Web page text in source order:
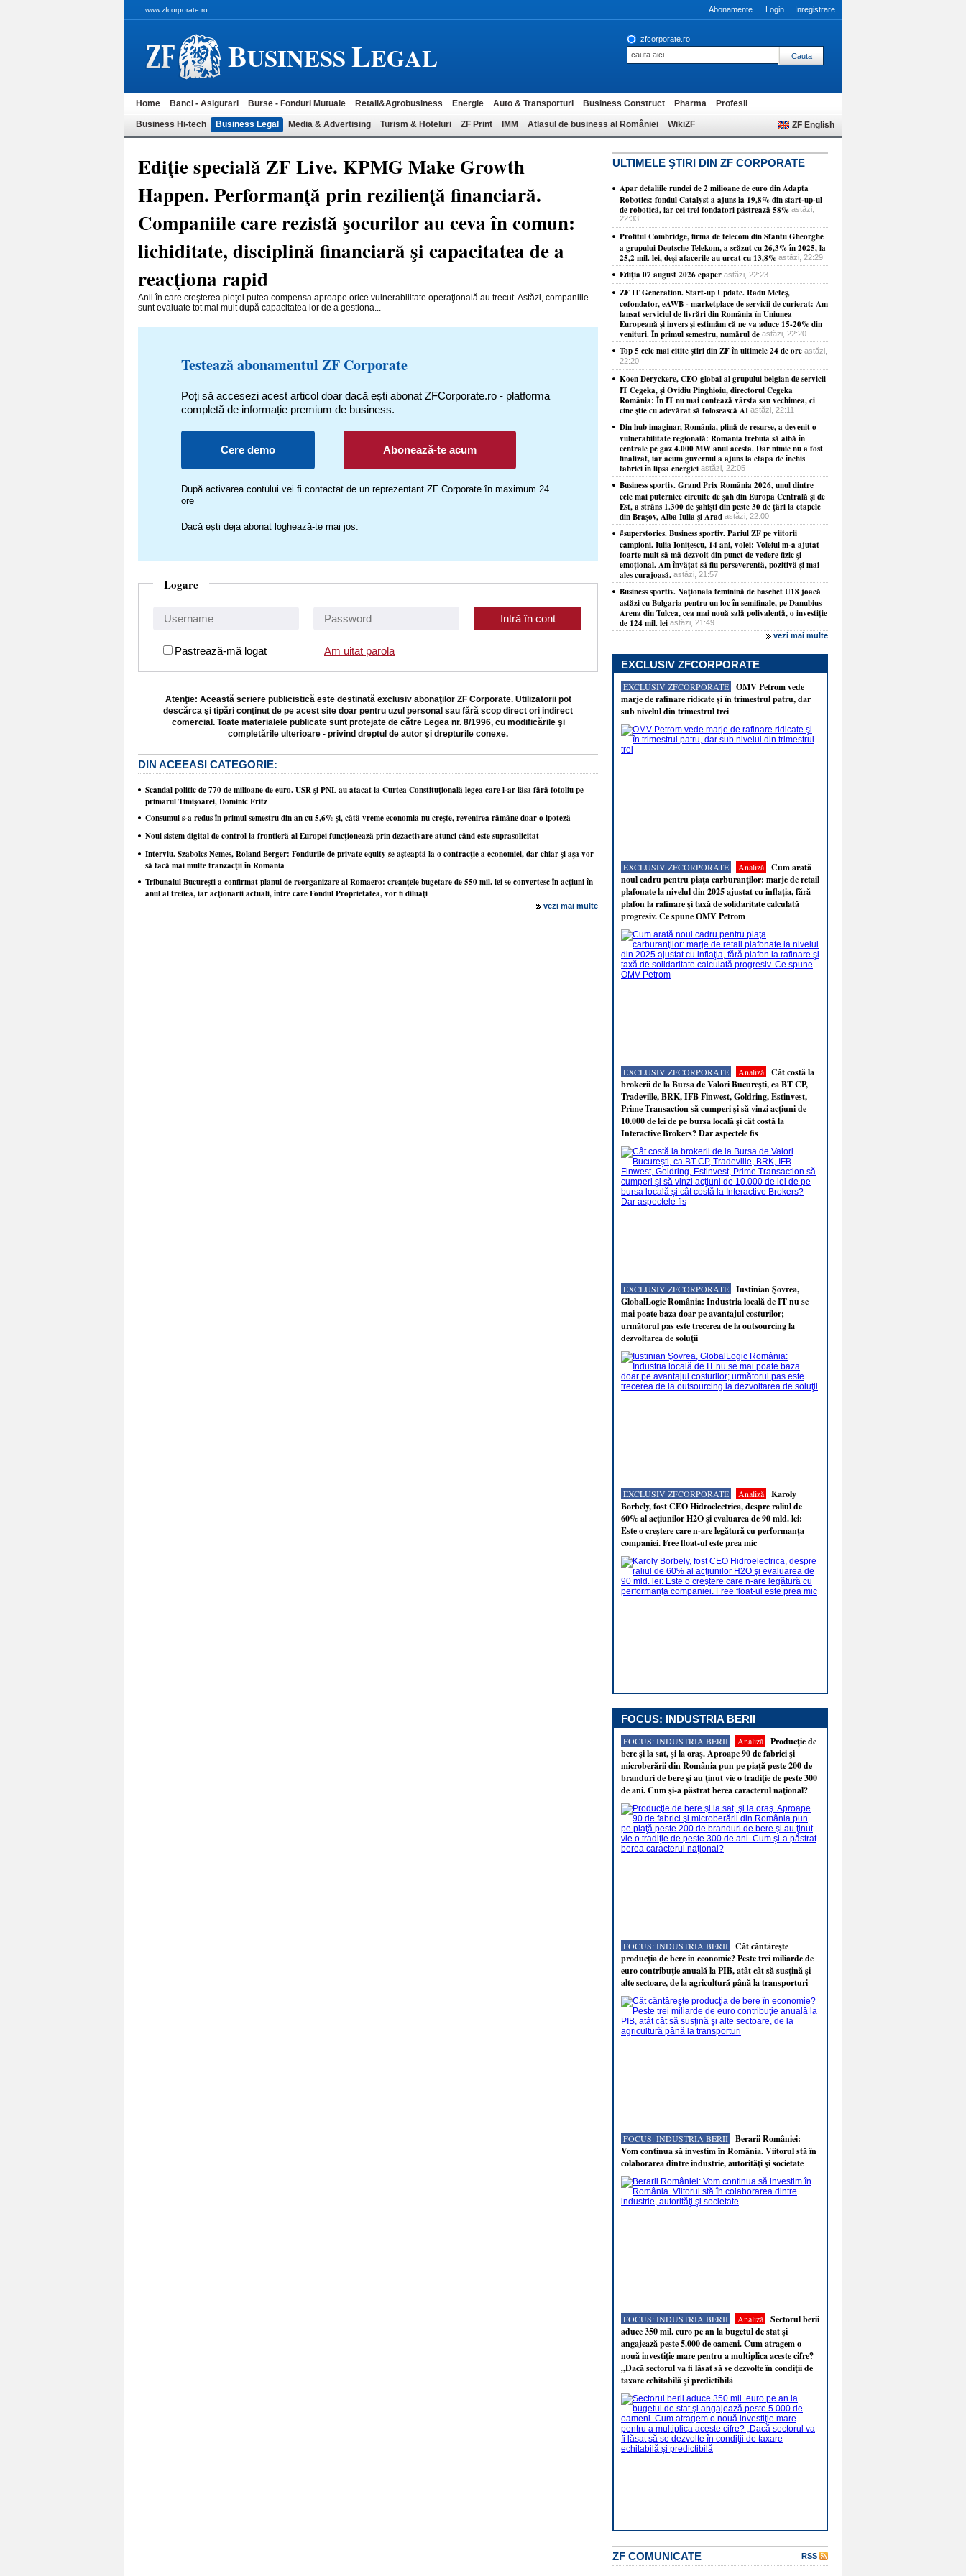
www.zfcorporate.ro Abonamente Login Inregistrare
BUSINESSLEGAL
zfcorporate.ro
Home Banci - Asigurari Burse - Fonduri Mutuale Retail&Agrobusiness Energie Auto & Transporturi Business Construct Pharma Profesii
Business Hi-tech Business Legal Media & Advertising Turism & Hoteluri ZF Print IMM Atlasul de business al României WikiZF ZF English
Ediţie specială ZF Live. KPMG Make Growth
Happen. Performanţă prin rezilienţă financiară.
Companiile care rezistă şocurilor au ceva în comun:
lichiditate, disciplină financiară şi capacitatea de a
reacţiona rapid
Anii în care creşterea pieţei putea compensa aproape orice vulnerabilitate operaţională au trecut. Astăzi, companiile
sunt evaluate tot mai mult după capacitatea lor de a gestiona...
Testează abonamentul ZF Corporate
Poți să accesezi acest articol doar dacă ești abonat ZFCorporate.ro - platforma
completă de informație premium de business.
Cere demo Abonează-te acum
După activarea contului vei fi contactat de un reprezentant ZF Corporate în maximum 24
ore
Dacă ești deja abonat loghează-te mai jos.
Logare
Pastrează-mă logat Am uitat parola
Atenţie: Această scriere publicistică este destinată exclusiv abonaţilor ZF Corporate. Utilizatorii pot
descărca şi tipări conţinut de pe acest site doar pentru uzul personal sau fără scop direct ori indirect
comercial. Toate materialele publicate sunt protejate de către Legea nr. 8/1996, cu modificările şi
completările ulterioare - privind dreptul de autor şi drepturile conexe.
DIN ACEEASI CATEGORIE:
Scandal politic de 770 de milioane de euro. USR şi PNL au atacat la Curtea Constituţională legea care l-ar lăsa fără fotoliu pe
primarul Timişoarei, Dominic Fritz
Consumul s-a redus în primul semestru din an cu 5,6% şi, câtă vreme economia nu creşte, revenirea rămâne doar o ipoteză
Noul sistem digital de control la frontieră al Europei funcţionează prin dezactivare atunci când este suprasolicitat
Interviu. Szabolcs Nemes, Roland Berger: Fondurile de private equity se aşteaptă la o contracţie a economiei, dar chiar şi aşa vor
să facă mai multe tranzacţii în România
Tribunalul Bucureşti a confirmat planul de reorganizare al Romaero: creanţele bugetare de 550 mil. lei se convertesc în acţiuni în
anul al treilea, iar acţionarii actuali, între care Fondul Proprietatea, vor fi diluaţi
vezi mai multe
ULTIMELE ŞTIRI DIN ZF CORPORATE
Apar detaliile rundei de 2 milioane de euro din Adapta
Robotics: fondul Catalyst a ajuns la 19,8% din start-up-ul
de robotică, iar cei trei fondatori păstrează 58% astăzi,
22:33
Profitul Combridge, firma de telecom din Sfântu Gheorghe
a grupului Deutsche Telekom, a scăzut cu 26,3% în 2025, la
25,2 mil. lei, deşi afacerile au urcat cu 13,8% astăzi, 22:29
Ediţia 07 august 2026 epaper astăzi, 22:23
ZF IT Generation. Start-up Update. Radu Meteş,
cofondator, eAWB - marketplace de servicii de curierat: Am
lansat serviciul de livrări din România în Uniunea
Europeană şi invers şi estimăm că ne va aduce 15-20% din
venituri. În primul semestru, numărul de astăzi, 22:20
Top 5 cele mai citite ştiri din ZF în ultimele 24 de ore astăzi,
22:20
Koen Deryckere, CEO global al grupului belgian de servicii
IT Cegeka, şi Ovidiu Pinghioiu, directorul Cegeka
România: În IT nu mai contează vârsta sau vechimea, ci
cine ştie cu adevărat să folosească AI astăzi, 22:11
Din hub imaginar, România, plină de resurse, a devenit o
vulnerabilitate regională: România trebuia să aibă în
centrale pe gaz 4.000 MW anul acesta. Dar nimic nu a fost
finalizat, iar acum guvernul a ajuns la etapa de închis
fabrici în lipsa energiei astăzi, 22:05
Business sportiv. Grand Prix România 2026, unul dintre
cele mai puternice circuite de şah din Europa Centrală şi de
Est, a strâns 1.300 de şahişti din peste 30 de ţări la etapele
din Braşov, Alba Iulia şi Arad astăzi, 22:00
#superstories. Business sportiv. Pariul ZF pe viitorii
campioni. Iulia Ioniţescu, 14 ani, volei: Voleiul m-a ajutat
foarte mult să mă dezvolt din punct de vedere fizic şi
emoţional. Am învăţat să fiu perseverentă, pozitivă şi mai
ales curajoasă. astăzi, 21:57
Business sportiv. Naţionala feminină de baschet U18 joacă
astăzi cu Bulgaria pentru un loc în semifinale, pe Danubius
Arena din Tulcea, cea mai nouă sală polivalentă, o investiţie
de 124 mil. lei astăzi, 21:49
vezi mai multe
EXCLUSIV ZFCORPORATE
EXCLUSIV ZFCORPORATE
OMV Petrom vede
marje de rafinare ridicate şi în trimestrul patru, dar
sub nivelul din trimestrul trei
EXCLUSIV ZFCORPORATE Analiză
Cum arată
noul cadru pentru piaţa carburanţilor: marje de retail
plafonate la nivelul din 2025 ajustat cu inflaţia, fără
plafon la rafinare şi taxă de solidaritate calculată
progresiv. Ce spune OMV Petrom
EXCLUSIV ZFCORPORATE Analiză
Cât costă la
brokerii de la Bursa de Valori Bucureşti, ca BT CP,
Tradeville, BRK, IFB Finwest, Goldring, Estinvest,
Prime Transaction să cumperi şi să vinzi acţiuni de
10.000 de lei de pe bursa locală şi cât costă la
Interactive Brokers? Dar aspectele fis
EXCLUSIV ZFCORPORATE
Iustinian Şovrea,
GlobalLogic România: Industria locală de IT nu se
mai poate baza doar pe avantajul costurilor;
următorul pas este trecerea de la outsourcing la
dezvoltarea de soluţii
EXCLUSIV ZFCORPORATE Analiză
Karoly
Borbely, fost CEO Hidroelectrica, despre raliul de
60% al acţiunilor H2O şi evaluarea de 90 mld. lei:
Este o creştere care n-are legătură cu performanţa
companiei. Free float-ul este prea mic
FOCUS: INDUSTRIA BERII
FOCUS: INDUSTRIA BERII Analiză
Producţie de
bere şi la sat, şi la oraş. Aproape 90 de fabrici şi
microberării din România pun pe piaţă peste 200 de
branduri de bere şi au ţinut vie o tradiţie de peste 300
de ani. Cum şi-a păstrat berea caracterul naţional?
FOCUS: INDUSTRIA BERII
Cât cântăreşte
producţia de bere în economie? Peste trei miliarde de
euro contribuţie anuală la PIB, atât cât să susţină şi
alte sectoare, de la agricultură până la transporturi
FOCUS: INDUSTRIA BERII
Berarii României:
Vom continua să investim în România. Viitorul stă în
colaborarea dintre industrie, autorităţi şi societate
FOCUS: INDUSTRIA BERII Analiză
Sectorul berii
aduce 350 mil. euro pe an la bugetul de stat şi
angajează peste 5.000 de oameni. Cum atragem o
nouă investiţie mare pentru a multiplica aceste cifre?
„Dacă sectorul va fi lăsat să se dezvolte în condiţii de
taxare echitabilă şi predictibilă
ZF COMUNICATE RSS